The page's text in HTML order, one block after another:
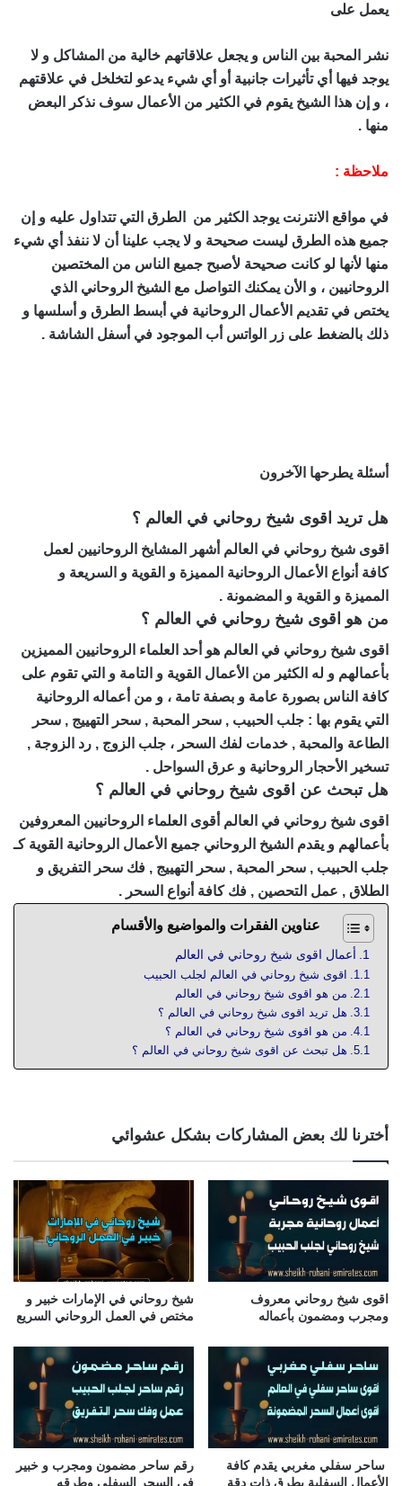
يعمل على
نشر المحبة بين الناس و يجعل علاقاتهم خالية من المشاكل و لا
يوجد فيها أي تأثيرات جانبية أو أي شيء يدعو لتخلخل في علاقتهم
، و إن هذا الشيخ يقوم في الكثير من الأعمال سوف نذكر البعض
منها .
ملاحظة :
في مواقع الانترنت يوجد الكثير من الطرق التي تتداول عليه و إن
جميع هذه الطرق ليست صحيحة و لا يجب علينا أن لا ننفذ أي شيء
منها لأنها لو كانت صحيحة لأصبح جميع الناس من المختصين
الروحانيين ، و الأن يمكنك التواصل مع الشيخ الروحاني الذي
يختص في تقديم الأعمال الروحانية في أبسط الطرق و أسلسها و
ذلك بالضغط على زر الواتس أب الموجود في أسفل الشاشة .
أسئلة يطرحها الآخرون
هل تريد اقوى شيخ روحاني في العالم ؟
اقوى شيخ روحاني في العالم أشهر المشايخ الروحانيين لعمل
كافة أنواع الأعمال الروحانية المميزة و القوية و السريعة و
المميزة و القوية و المضمونة .
من هو اقوى شيخ روحاني في العالم ؟
اقوى شيخ روحاني في العالم هو أحد العلماء الروحانيين المميزين
بأعمالهم و له الكثير من الأعمال القوية و التامة و التي تقوم على
كافة الناس بصورة عامة و بصفة تامة ، و من أعماله الروحانية
التي يقوم بها : جلب الحبيب , سحر المحبة , سحر التهييج , سحر
الطاعة والمحبة , خدمات لفك السحر ، جلب الزوج , رد الزوجة ,
تسخير الأحجار الروحانية و عرق السواحل .
هل تبحث عن اقوى شيخ روحاني في العالم ؟
اقوى شيخ روحاني في العالم أقوى العلماء الروحانيين المعروفين
بأعمالهم و يقدم الشيخ الروحاني جميع الأعمال الروحانية القوية كـ
جلب الحبيب , سحر المحبة , سحر التهييج , فك سحر التفريق و
الطلاق , عمل التحصين , فك كافة أنواع السحر .
عناوين الفقرات والمواضيع والأقسام
أعمال اقوى شيخ روحاني في العالم
اقوى شيخ روحاني في العالم لجلب الحبيب
من هو اقوى شيخ روحاني في العالم
هل تريد اقوى شيخ روحاني في العالم ؟
من هو اقوى شيخ روحاني في العالم ؟
هل تبحث عن اقوى شيخ روحاني في العالم ؟
أخترنا لك بعض المشاركات بشكل عشوائي
اقوى شيخ روحاني معروف
ومجرب ومضمون بأعماله
شيخ روحاني في الإمارات خبير و
مختص في العمل الروحاني السريع
ساحر سفلي مغربي يقدم كافة
الأعمال السفلية بطرق ذات دقة
رقم ساحر مضمون ومجرب و خبير
في السحر السفلي وطرقه